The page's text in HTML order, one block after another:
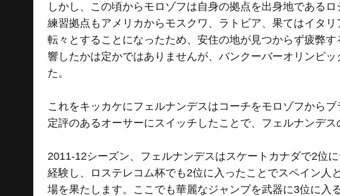
しかし、この頃からモロゾフは自身の拠点を出身地である
練習拠点もアメリカからモスクワ、ラトビア、果てはイタ
転々とすることになったため、安住の地が見つからず疲弊
響したかは定かではありませんが、バンクーバーオリンピ
た。
これをキッカケにフェルナンデスはコーチをモロゾフから
定評のあるオーサーにスイッチしたことで、フェルナンデス
2011-12シーズン、フェルナンデスはスケートカナダで2位
経験し、ロステレコム杯でも2位に入ったことでスペイン人
場を果たします。ここでも華麗なジャンプを武器に3位に入